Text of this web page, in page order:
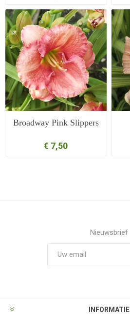
Broadway Pink Slippers
€ 7,50
Nieuwsbrief
INFORMATIE